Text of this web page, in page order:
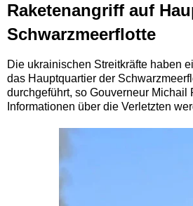
Raketenangriff auf
Schwarzmeerflotte
Die ukrainischen Streitkräfte haben
das Hauptquartier der
durchgeführt, so Gouverneur Michail
Informationen über die Verletzten